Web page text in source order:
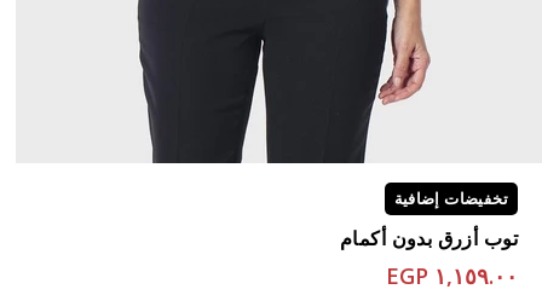
تخفيضات إضافية
توب أزرق بدون أكمام
١,١٥٩.٠٠ EGP